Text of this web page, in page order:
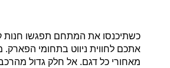
כשתיכנסו את המתחם תפגשו חנות
מאחורי כל דגם. אל חלק גדול